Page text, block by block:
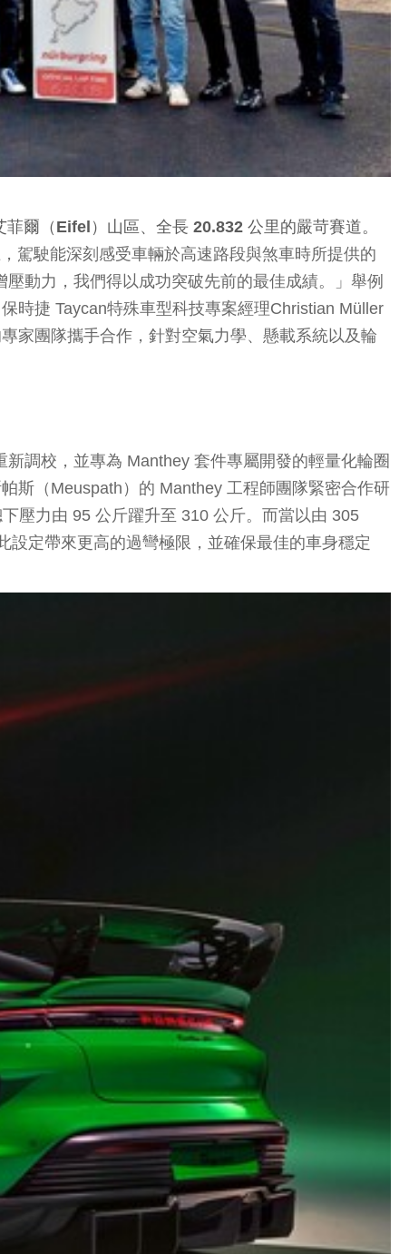
爾（Eifel）山區、全長 20.832 公里的嚴苛賽道。
駕駛能深刻感受車輛於高速路段與煞車時所提供的
動力，我們得以成功突破先前的最佳成績。」舉例
時捷 Taycan特殊車型科技專案經理Christian Müller
家團隊攜手合作，針對空氣力學、懸載系統以及輪
調校，並專為 Manthey 套件專屬開發的輕量化輪圈
斯（Meuspath）的 Manthey 工程師團隊緊密合作研
壓力由 95 公斤躍升至 310 公斤。而當以由 305
設定帶來更高的過彎極限，並確保最佳的車身穩定